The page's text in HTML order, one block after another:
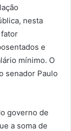
nesta
e
mínimo. O
senador Paulo
governo de
a soma de